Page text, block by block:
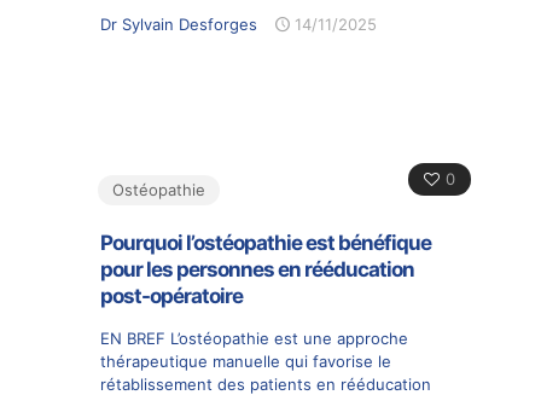
Dr Sylvain Desforges 14/11/2025
0
Ostéopathie
Pourquoi l’ostéopathie est bénéfique
pour les personnes en rééducation
post-opératoire
EN BREF L’ostéopathie est une approche
thérapeutique manuelle qui favorise le
rétablissement des patients en rééducation